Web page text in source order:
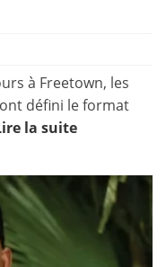
à Freetown, les
ont défini le format
la suite